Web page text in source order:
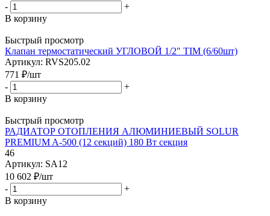
-
+
В корзину
Быстрый просмотр
Клапан термостатический УГЛОВОЙ 1/2" TIM (6/60шт)
Артикул: RVS205.02
771 ₽/шт
-
+
В корзину
Быстрый просмотр
РАДИАТОР ОТОПЛЕНИЯ АЛЮМИНИЕВЫЙ SOLUR
PREMIUM A-500 (12 секций) 180 Вт секция
46
Артикул: SA12
10 602 ₽/шт
-
+
В корзину